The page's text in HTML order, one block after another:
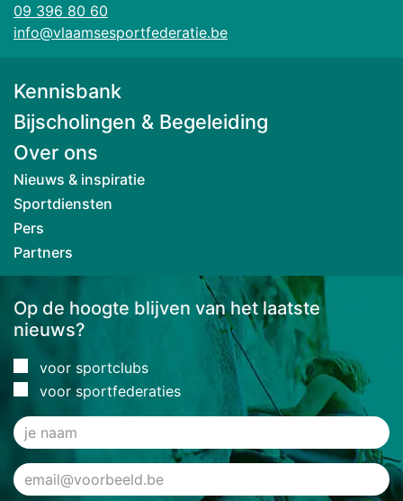
09 396 80 60
info@vlaamsesportfederatie.be
Kennisbank
Bijscholingen & Begeleiding
Over ons
Nieuws & inspiratie
Sportdiensten
Pers
Partners
Op de hoogte blijven van het laatste
nieuws?
voor sportclubs
voor sportfederaties